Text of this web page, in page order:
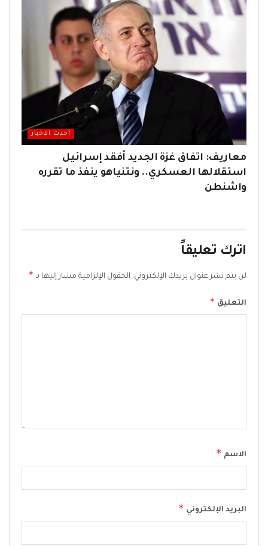
أحدث الاخبار
معاريف: اتفاق غزة الجديد أفقد إسرائيل
استقلالها العسكري.. ونتنياهو ينفذ ما تقرره
واشنطن
اترك تعليقاً
لن يتم نشر عنوان بريدك الإلكتروني. الحقول الإلزامية مشار إليها بـ *
التعليق *
الاسم *
البريد الإلكتروني *